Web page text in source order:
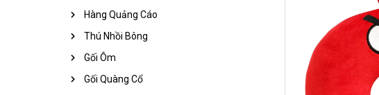
Hàng Quảng Cáo
Thú Nhồi Bông
Gối Ôm
Gối Quàng Cổ